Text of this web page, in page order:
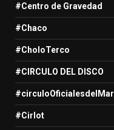
#Centro de Gravedad
#Chaco
#CholoTerco
#CIRCULO DEL DISCO
#circuloOficialesdelMar
#Cirlot